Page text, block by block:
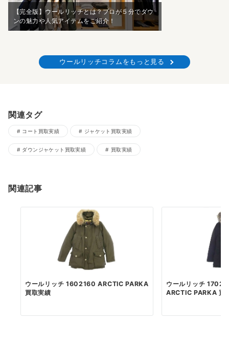
【完全版】ウールリッチとは？プロが５分でダウ
ンの魅力や人気アイテムをご紹介！
ウールリッチコラムをもっと見る
関連タグ
コート買取実績 ジャケット買取実績
ダウンジャケット買取実績 買取実績
関連記事
ウールリッチ 1602160 ARCTIC PARKA
買取実績
ウールリッチ
ARCTIC PARKA 買